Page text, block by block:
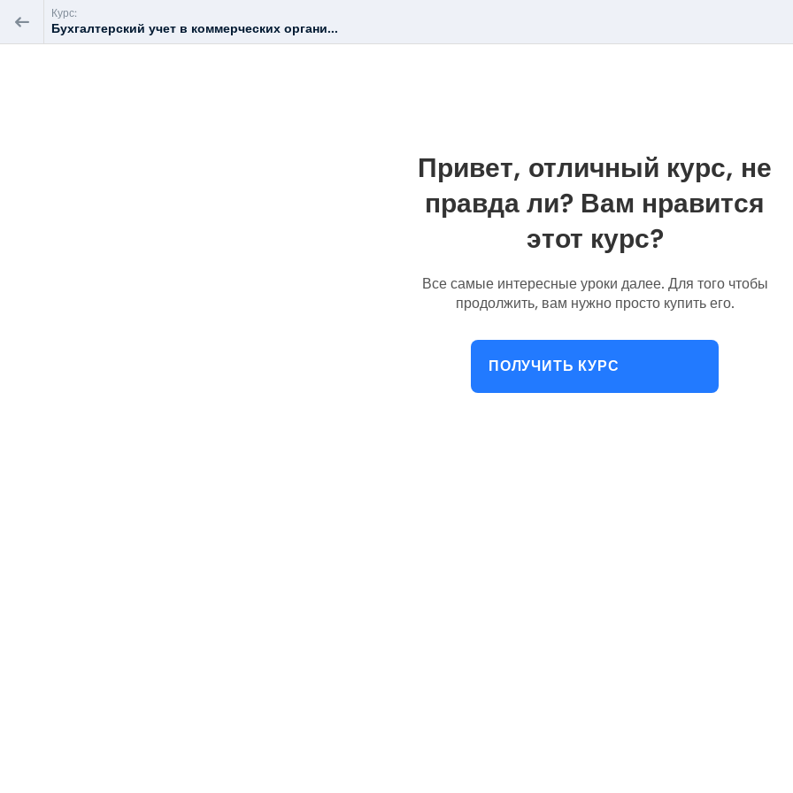
Курс:
Бухгалтерский учет в коммерческих органи...
Привет, отличный курс, не
правда ли? Вам нравится
этот курс?
Все самые интересные уроки далее. Для того чтобы
продолжить, вам нужно просто купить его.
ПОЛУЧИТЬ КУРС